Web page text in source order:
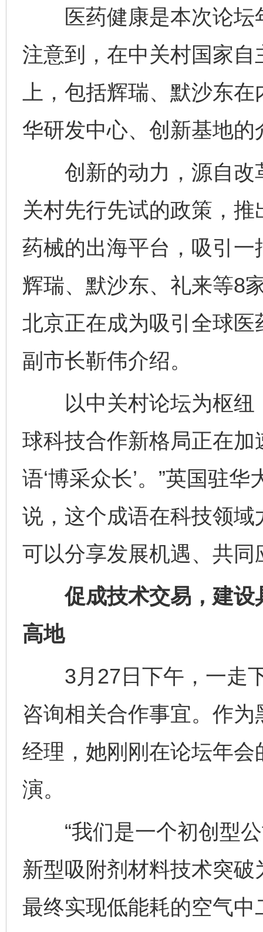
医药健康是本次论坛
注意到，在中关村国家
上，包括辉瑞、默沙东
华研发中心、创新基地的
创新的动力，源自改革
关村先行先试的政策，
药械的出海平台，吸引
辉瑞、默沙东、礼来等8
北京正在成为吸引全球医
副市长靳伟介绍。
以中关村论坛为枢纽
球科技合作新格局正在加
语‘博采众长’。”英国驻
说，这个成语在科技领域
可以分享发展机遇、共同
促成技术交易，建设
高地
3月27日下午，一走下
咨询相关合作事宜。作
经理，她刚刚在论坛年会
演。
“我们是一个初创型公
新型吸附剂材料技术突
最终实现低能耗的空气